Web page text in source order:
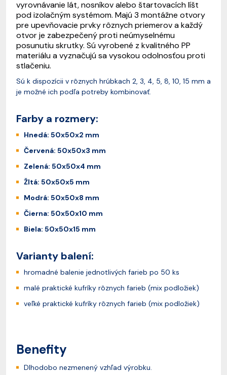
vyrovnávanie lát, nosníkov alebo štartovacích líšt
pod izolačným systémom. Majú 3 montážne otvory
pre upevňovacie prvky rôznych priemerov a každý
otvor je zabezpečený proti neúmyselnému
posunutiu skrutky. Sú vyrobené z kvalitného PP
materiálu a vyznačujú sa vysokou odolnosťou proti
stlačeniu.
Sú k dispozícii v rôznych hrúbkach 2, 3, 4, 5, 8, 10, 15 mm a
je možné ich podľa potreby kombinovať.
Farby a rozmery:
Hnedá: 50x50x2 mm
Červená: 50x50x3 mm
Zelená: 50x50x4 mm
Žltá: 50x50x5 mm
Modrá: 50x50x8 mm
Čierna: 50x50x10 mm
Biela: 50x50x15 mm
Varianty balení:
hromadné balenie jednotlivých farieb po 50 ks
malé praktické kufríky rôznych farieb (mix podložiek)
veľké praktické kufríky rôznych farieb (mix podložiek)
Benefity
Dlhodobo nezmenený vzhľad výrobku.